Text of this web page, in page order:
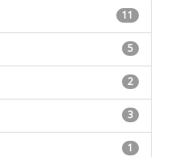
11
5
2
3
1